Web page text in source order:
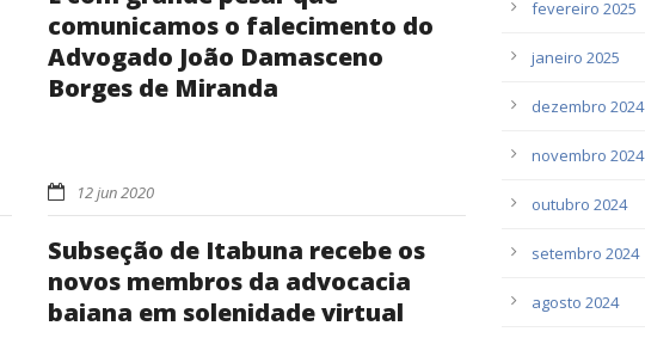
comunicamos o falecimento do
Advogado João Damasceno
Borges de Miranda
12 jun 2020
Subseção de Itabuna recebe os
novos membros da advocacia
baiana em solenidade virtual
fevereiro 2025
janeiro 2025
dezembro 2024
novembro 2024
outubro 2024
setembro 2024
agosto 2024